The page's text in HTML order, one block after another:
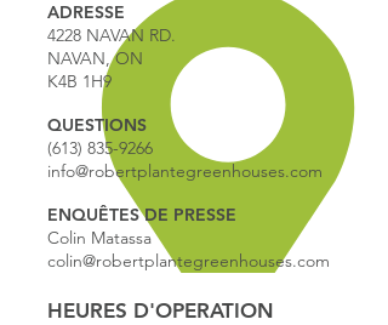
ADRESSE
4228 NAVAN RD.
NAVAN, ON
K4B 1H9
QUESTIONS
(613) 835-9266
info@robertplantegreenhouses.com
ENQUÊTES DE PRESSE
Colin Matassa
colin@robertplantegreenhouses.com
HEURES D'OPERATION